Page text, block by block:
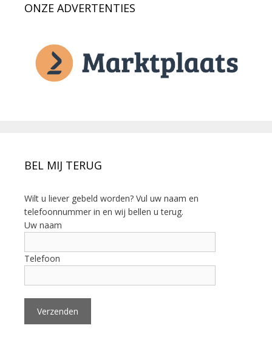
ONZE ADVERTENTIES
BEL MIJ TERUG
Wilt u liever gebeld worden? Vul uw naam en
telefoonnummer in en wij bellen u terug.
Uw naam
Telefoon